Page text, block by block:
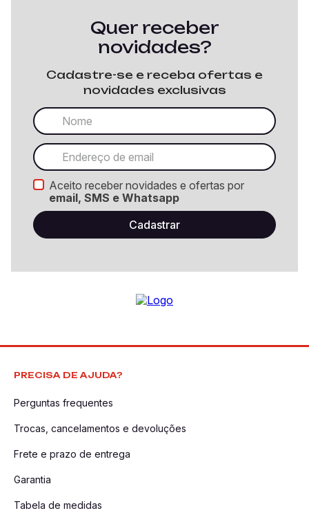
Quer receber
novidades?
Cadastre-se e receba ofertas e
novidades exclusivas
Aceito receber novidades e ofertas por
email, SMS e Whatsapp
PRECISA DE AJUDA?
Perguntas frequentes
Trocas, cancelamentos e devoluções
Frete e prazo de entrega
Garantia
Tabela de medidas